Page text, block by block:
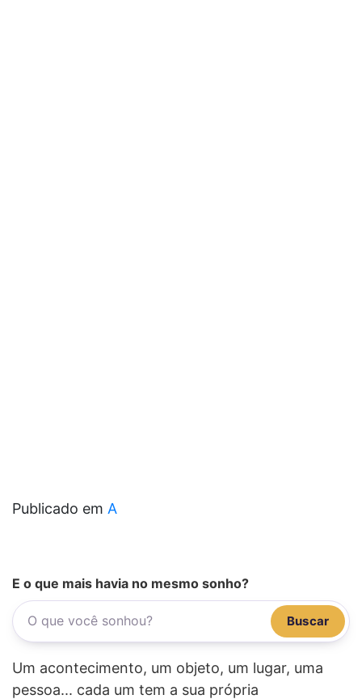
Publicado em A
E o que mais havia no mesmo sonho?
Buscar
Um acontecimento, um objeto, um lugar, uma
pessoa... cada um tem a sua própria